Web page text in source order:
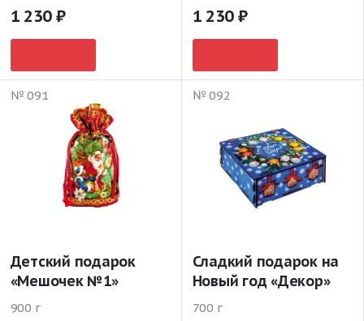
1 230 1 230
№ 091
Детский подарок
«Мешочек №1»
900 г
№ 092
Сладкий подарок на
Новый год «Декор»
700 г